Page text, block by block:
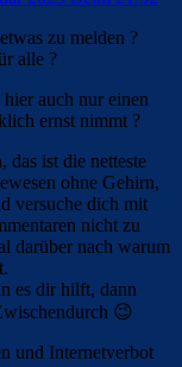
zu melden ?
alle ?
auch nur einen
ernst nimmt ?
das ist die netteste
ohne Gehirn,
versuche dich mit
nicht zu
darüber nach warum
es dir hilft, dann
😉
und Internetverbot